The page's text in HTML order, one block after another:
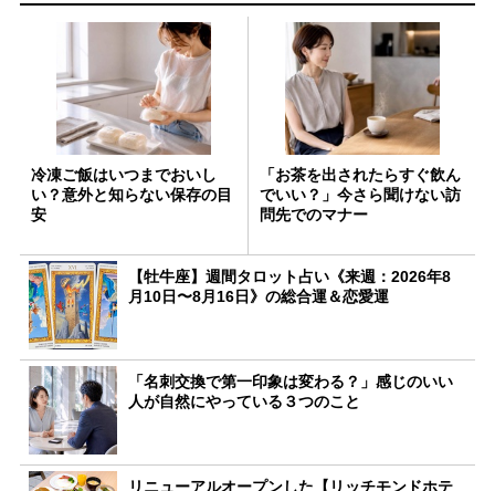
冷凍ご飯はいつまでおいし
い？意外と知らない保存の目
安
「お茶を出されたらすぐ飲ん
でいい？」今さら聞けない訪
問先でのマナー
【牡牛座】週間タロット占い《来週：2026年8
月10日〜8月16日》の総合運＆恋愛運
「名刺交換で第一印象は変わる？」感じのいい
人が自然にやっている３つのこと
リニューアルオープンした【リッチモンドホテ